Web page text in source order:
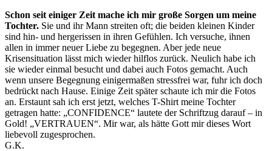
Schon seit einiger Zeit mache ich mir große Sorgen um meine
Tochter. Sie und ihr Mann streiten oft; die beiden kleinen Kinder
sind hin- und hergerissen in ihren Gefühlen. Ich versuche, ihnen
allen in immer neuer Liebe zu begegnen. Aber jede neue
Krisensituation lässt mich wieder hilflos zurück. Neulich habe ich
sie wieder einmal besucht und dabei auch Fotos gemacht. Auch
wenn unsere Begegnung einigermaßen stressfrei war, fuhr ich doch
bedrückt nach Hause. Einige Zeit später schaute ich mir die Fotos
an. Erstaunt sah ich erst jetzt, welches T-Shirt meine Tochter
getragen hatte: „CONFIDENCE“ lautete der Schriftzug darauf – in
Gold! „VERTRAUEN“. Mir war, als hätte Gott mir dieses Wort
liebevoll zugesprochen.
G.K.